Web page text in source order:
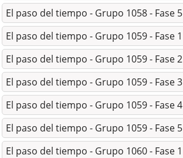
El paso del tiempo - Grupo 1058 - Fase 5
El paso del tiempo - Grupo 1059 - Fase 1
El paso del tiempo - Grupo 1059 - Fase 2
El paso del tiempo - Grupo 1059 - Fase 3
El paso del tiempo - Grupo 1059 - Fase 4
El paso del tiempo - Grupo 1059 - Fase 5
El paso del tiempo - Grupo 1060 - Fase 1